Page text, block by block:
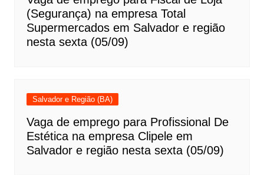
(Segurança) na empresa Total
Supermercados em Salvador e região
nesta sexta (05/09)
Salvador e Região (BA)
Vaga de emprego para Profissional De
Estética na empresa Clipele em
Salvador e região nesta sexta (05/09)